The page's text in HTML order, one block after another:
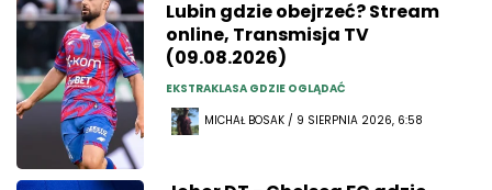
Lubin gdzie obejrzeć? Stream
online, Transmisja TV
(09.08.2026)
EKSTRAKLASA GDZIE OGLĄDAĆ
MICHAŁ BOSAK / 9 SIERPNIA 2026, 6:58